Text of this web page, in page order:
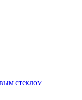
стеклом